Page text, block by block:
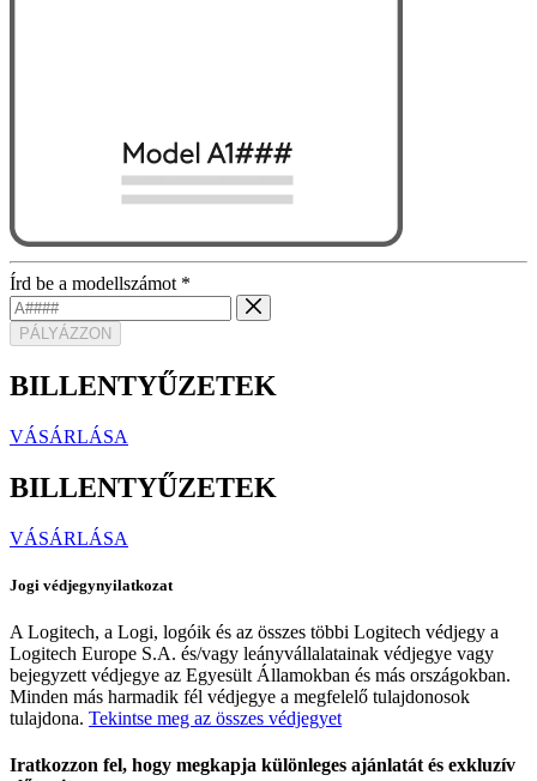
Írd be a modellszámot *
PÁLYÁZZON
BILLENTYŰZETEK
VÁSÁRLÁSA
BILLENTYŰZETEK
VÁSÁRLÁSA
Jogi védjegynyilatkozat
A Logitech, a Logi, logóik és az összes többi Logitech védjegy a
Logitech Europe S.A. és/vagy leányvállalatainak védjegye vagy
bejegyzett védjegye az Egyesült Államokban és más országokban.
Minden más harmadik fél védjegye a megfelelő tulajdonosok
tulajdona. Tekintse meg az összes védjegyet
Iratkozzon fel, hogy megkapja különleges ajánlatát és exkluzív